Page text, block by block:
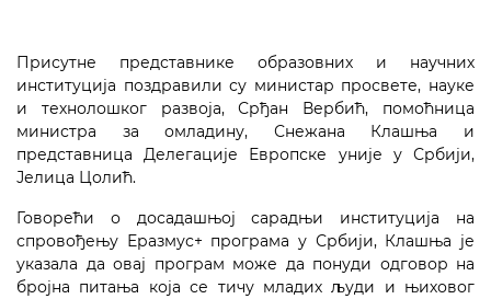
Присутне представнике образовних и научних
институција поздравили су министар просвете, науке
и технолошког развоја, Срђан Вербић, помоћница
министра за омладину, Снежана Клашња и
представница Делегације Европске уније у Србији,
Јелица Цолић.
Говорећи о досадашњој сарадњи институција на
спровођењу Еразмус+ програма у Србији, Клашња је
указала да овај програм може да понуди одговор на
бројна питања која се тичу младих људи и њиховог